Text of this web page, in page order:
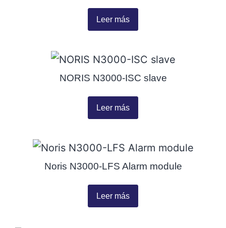
Leer más
NORIS N3000-ISC slave
Leer más
Noris N3000-LFS Alarm module
Leer más